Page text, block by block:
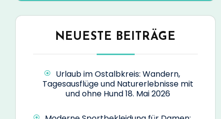
NEUESTE BEITRÄGE
Urlaub im Ostalbkreis: Wandern,
Tagesausflüge und Naturerlebnisse mit
und ohne Hund18. Mai 2026